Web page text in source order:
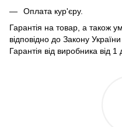
Оплата кур'єру.
Гарантія на товар, а також
відповідно до Закону
Гарантія від виробника від 1